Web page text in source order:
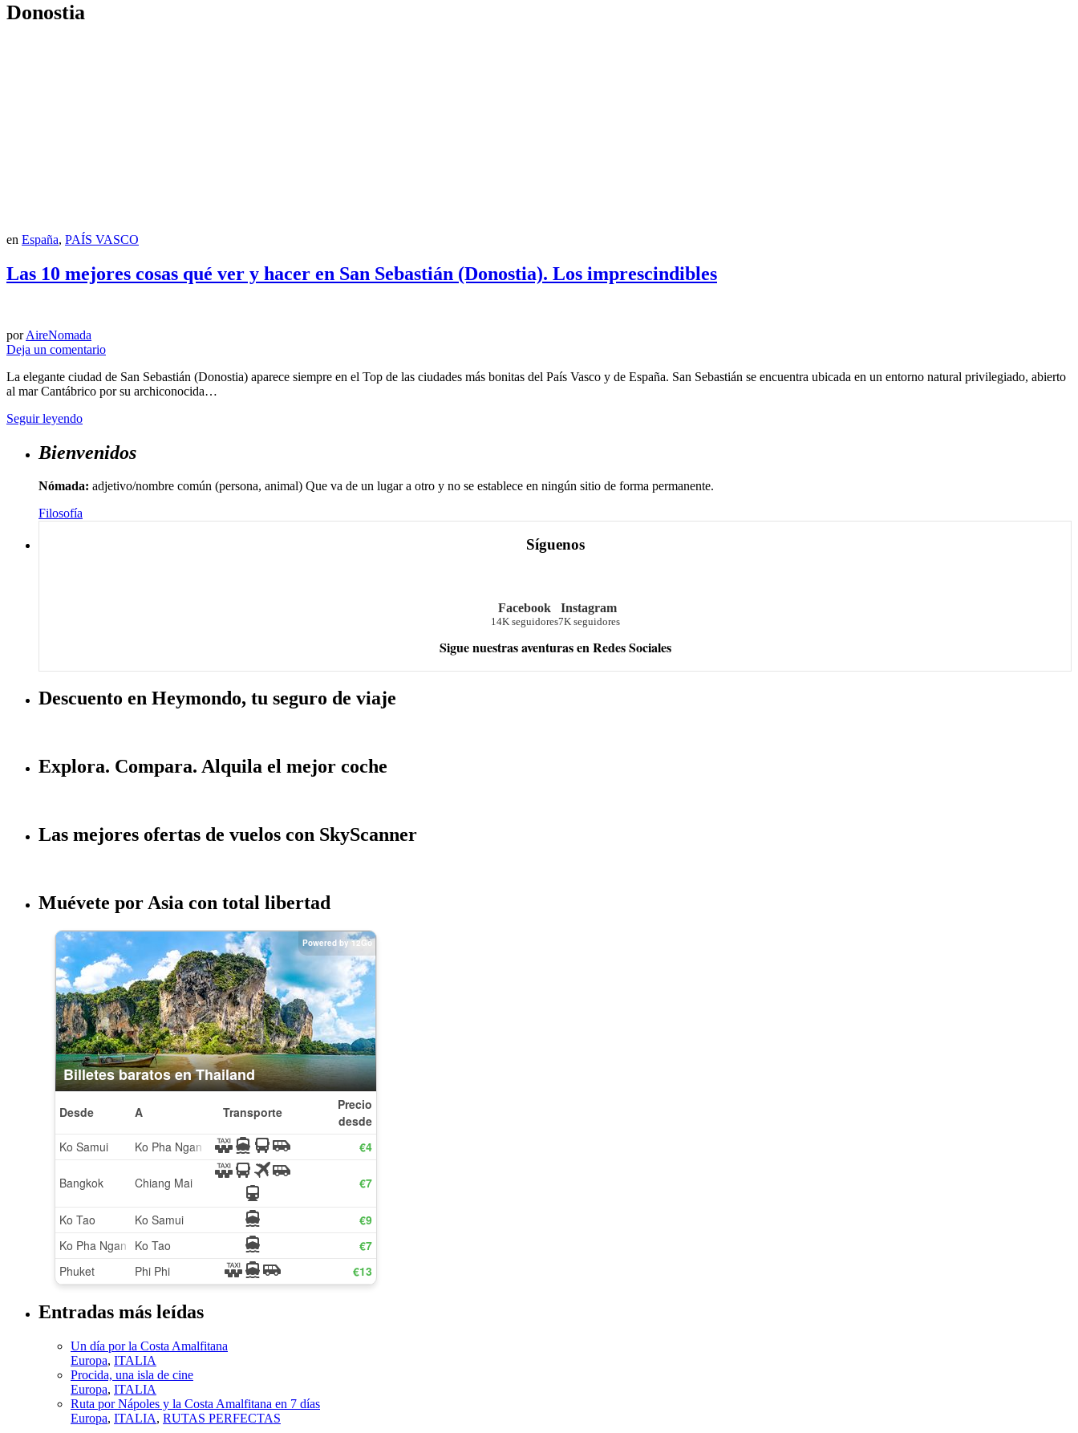
Donostia
en España, PAÍS VASCO
Las 10 mejores cosas qué ver y hacer en San Sebastián (Donostia). Los imprescindibles
porAireNomada
Deja un comentario
La elegante ciudad de San Sebastián (Donostia) aparece siempre en el Top de las ciudades más bonitas del País Vasco y de España. San Sebastián se encuentra ubicada en un entorno natural privilegiado, abierto
al mar Cantábrico por su archiconocida…
Seguir leyendo
Bienvenidos
Nómada: adjetivo/nombre común (persona, animal) Que va de un lugar a otro y no se establece en ningún sitio de forma permanente.
Filosofía
Síguenos
Facebook
14K seguidores
Instagram
7K seguidores
Sigue nuestras aventuras en Redes Sociales
Descuento en Heymondo, tu seguro de viaje
Explora. Compara. Alquila el mejor coche
Las mejores ofertas de vuelos con SkyScanner
Muévete por Asia con total libertad
Entradas más leídas
Un día por la Costa Amalfitana
Europa, ITALIA
Procida, una isla de cine
Europa, ITALIA
Ruta por Nápoles y la Costa Amalfitana en 7 días
Europa, ITALIA, RUTAS PERFECTAS